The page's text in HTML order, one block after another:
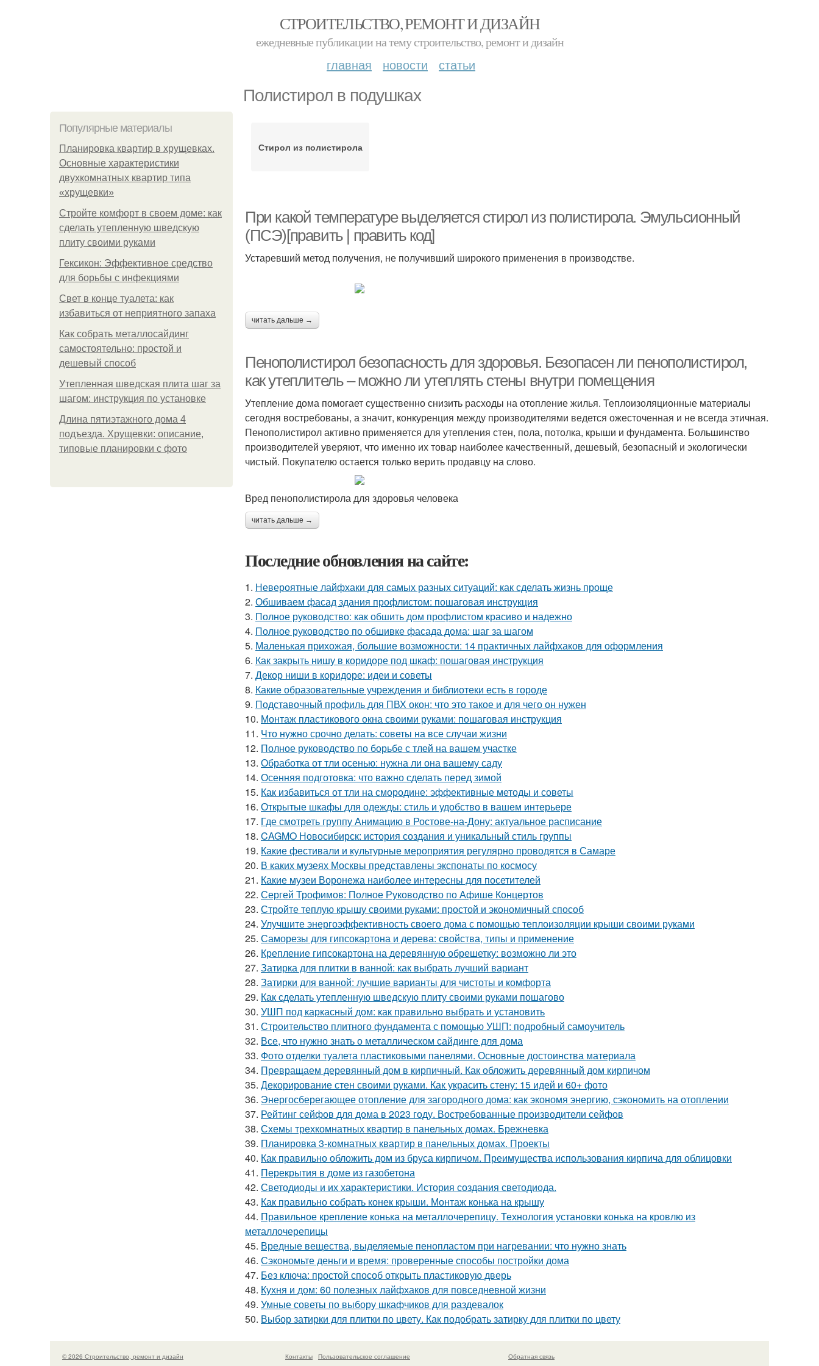
СТРОИТЕЛЬСТВО, РЕМОНТ И ДИЗАЙН
ежедневные публикации на тему строительство, ремонт и дизайн
главная новости статьи
Полистирол в подушках
Популярные материалы
Планировка квартир в хрущевках.
Основные характеристики
двухкомнатных квартир типа
«хрущевки»
Стройте комфорт в своем доме: как
сделать утепленную шведскую
плиту своими руками
Гексикон: Эффективное средство
для борьбы с инфекциями
Свет в конце туалета: как
избавиться от неприятного запаха
Как собрать металлосайдинг
самостоятельно: простой и
дешевый способ
Утепленная шведская плита шаг за
шагом: инструкция по установке
Длина пятиэтажного дома 4
подъезда. Хрущевки: описание,
типовые планировки с фото
Стирол из полистирола
При какой температуре выделяется стирол из полистирола. Эмульсионный
(ПСЭ)[править | править код]
Устаревший метод получения, не получивший широкого применения в производстве.
читать дальше →
Пенополистирол безопасность для здоровья. Безопасен ли пенополистирол,
как утеплитель – можно ли утеплять стены внутри помещения
Утепление дома помогает существенно снизить расходы на отопление жилья. Теплоизоляционные материалы
сегодня востребованы, а значит, конкуренция между производителями ведется ожесточенная и не всегда этичная.
Пенополистирол активно применяется для утепления стен, пола, потолка, крыши и фундамента. Большинство
производителей уверяют, что именно их товар наиболее качественный, дешевый, безопасный и экологически
чистый. Покупателю остается только верить продавцу на слово.
Вред пенополистирола для здоровья человека
читать дальше →
Последние обновления на сайте:
1. Невероятные лайфхаки для самых разных ситуаций: как сделать жизнь проще
2. Обшиваем фасад здания профлистом: пошаговая инструкция
3. Полное руководство: как обшить дом профлистом красиво и надежно
4. Полное руководство по обшивке фасада дома: шаг за шагом
5. Маленькая прихожая, большие возможности: 14 практичных лайфхаков для оформления
6. Как закрыть нишу в коридоре под шкаф: пошаговая инструкция
7. Декор ниши в коридоре: идеи и советы
8. Какие образовательные учреждения и библиотеки есть в городе
9. Подставочный профиль для ПВХ окон: что это такое и для чего он нужен
10. Монтаж пластикового окна своими руками: пошаговая инструкция
11. Что нужно срочно делать: советы на все случаи жизни
12. Полное руководство по борьбе с тлей на вашем участке
13. Обработка от тли осенью: нужна ли она вашему саду
14. Осенняя подготовка: что важно сделать перед зимой
15. Как избавиться от тли на смородине: эффективные методы и советы
16. Открытые шкафы для одежды: стиль и удобство в вашем интерьере
17. Где смотреть группу Анимацию в Ростове-на-Дону: актуальное расписание
18. CAGMO Новосибирск: история создания и уникальный стиль группы
19. Какие фестивали и культурные мероприятия регулярно проводятся в Самаре
20. В каких музеях Москвы представлены экспонаты по космосу
21. Какие музеи Воронежа наиболее интересны для посетителей
22. Сергей Трофимов: Полное Руководство по Афише Концертов
23. Стройте теплую крышу своими руками: простой и экономичный способ
24. Улучшите энергоэффективность своего дома с помощью теплоизоляции крыши своими руками
25. Саморезы для гипсокартона и дерева: свойства, типы и применение
26. Крепление гипсокартона на деревянную обрешетку: возможно ли это
27. Затирка для плитки в ванной: как выбрать лучший вариант
28. Затирки для ванной: лучшие варианты для чистоты и комфорта
29. Как сделать утепленную шведскую плиту своими руками пошагово
30. УШП под каркасный дом: как правильно выбрать и установить
31. Строительство плитного фундамента с помощью УШП: подробный самоучитель
32. Все, что нужно знать о металлическом сайдинге для дома
33. Фото отделки туалета пластиковыми панелями. Основные достоинства материала
34. Превращаем деревянный дом в кирпичный. Как обложить деревянный дом кирпичом
35. Декорирование стен своими руками. Как украсить стену: 15 идей и 60+ фото
36. Энергосберегающее отопление для загородного дома: как экономя энергию, сэкономить на отоплении
37. Рейтинг сейфов для дома в 2023 году. Востребованные производители сейфов
38. Схемы трехкомнатных квартир в панельных домах. Брежневка
39. Планировка 3-комнатных квартир в панельных домах. Проекты
40. Как правильно обложить дом из бруса кирпичом. Преимущества использования кирпича для облицовки
41. Перекрытия в доме из газобетона
42. Светодиоды и их характеристики. История создания светодиода.
43. Как правильно собрать конек крыши. Монтаж конька на крышу
44. Правильное крепление конька на металлочерепицу. Технология установки конька на кровлю из
металлочерепицы
45. Вредные вещества, выделяемые пенопластом при нагревании: что нужно знать
46. Сэкономьте деньги и время: проверенные способы постройки дома
47. Без ключа: простой способ открыть пластиковую дверь
48. Кухня и дом: 60 полезных лайфхаков для повседневной жизни
49. Умные советы по выбору шкафчиков для раздевалок
50. Выбор затирки для плитки по цвету. Как подобрать затирку для плитки по цвету
© 2026 Строительство, ремонт и дизайн Контакты Пользовательское соглашение Обратная связь